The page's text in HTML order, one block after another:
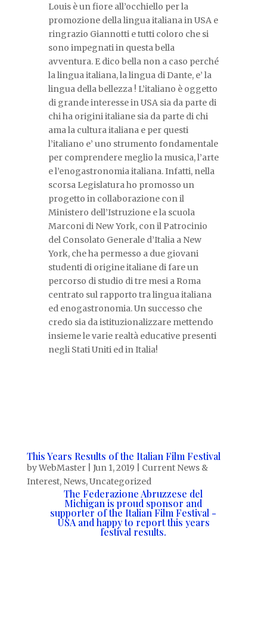
Louis è un fiore all’occhiello per la
promozione della lingua italiana in USA e
ringrazio Giannotti e tutti coloro che si
sono impegnati in questa bella
avventura. E dico bella non a caso perché
la lingua italiana, la lingua di Dante, e’ la
lingua della bellezza ! L’italiano è oggetto
di grande interesse in USA sia da parte di
chi ha origini italiane sia da parte di chi
ama la cultura italiana e per questi
l’italiano e’ uno strumento fondamentale
per comprendere meglio la musica, l’arte
e l’enogastronomia italiana. Infatti, nella
scorsa Legislatura ho promosso un
progetto in collaborazione con il
Ministero dell’Istruzione e la scuola
Marconi di New York, con il Patrocinio
del Consolato Generale d’Italia a New
York, che ha permesso a due giovani
studenti di origine italiane di fare un
percorso di studio di tre mesi a Roma
centrato sul rapporto tra lingua italiana
ed enogastronomia. Un successo che
credo sia da istituzionalizzare mettendo
insieme le varie realtà educative presenti
negli Stati Uniti ed in Italia!
This Years Results of the Italian Film Festival
byWebMaster| Jun 1, 2019
Current News &
Interest, News,Uncategorized
The Federazione Abruzzese del
Michigan is proud sponsor and
supporter of the Italian Film Festival -
USA and happy to report this years
festival results.